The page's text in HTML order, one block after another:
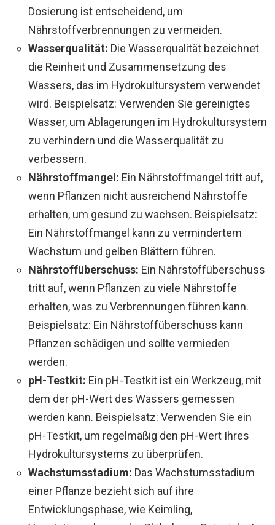
Dosierung ist entscheidend, um
Nährstoffverbrennungen zu vermeiden.
Wasserqualität: Die Wasserqualität bezeichnet
die Reinheit und Zusammensetzung des
Wassers, das im Hydrokultursystem verwendet
wird. Beispielsatz: Verwenden Sie gereinigtes
Wasser, um Ablagerungen im Hydrokultursystem
zu verhindern und die Wasserqualität zu
verbessern.
Nährstoffmangel: Ein Nährstoffmangel tritt auf,
wenn Pflanzen nicht ausreichend Nährstoffe
erhalten, um gesund zu wachsen. Beispielsatz:
Ein Nährstoffmangel kann zu vermindertem
Wachstum und gelben Blättern führen.
Nährstoffüberschuss: Ein Nährstoffüberschuss
tritt auf, wenn Pflanzen zu viele Nährstoffe
erhalten, was zu Verbrennungen führen kann.
Beispielsatz: Ein Nährstoffüberschuss kann
Pflanzen schädigen und sollte vermieden
werden.
pH-Testkit: Ein pH-Testkit ist ein Werkzeug, mit
dem der pH-Wert des Wassers gemessen
werden kann. Beispielsatz: Verwenden Sie ein
pH-Testkit, um regelmäßig den pH-Wert Ihres
Hydrokultursystems zu überprüfen.
Wachstumsstadium: Das Wachstumsstadium
einer Pflanze bezieht sich auf ihre
Entwicklungsphase, wie Keimling,